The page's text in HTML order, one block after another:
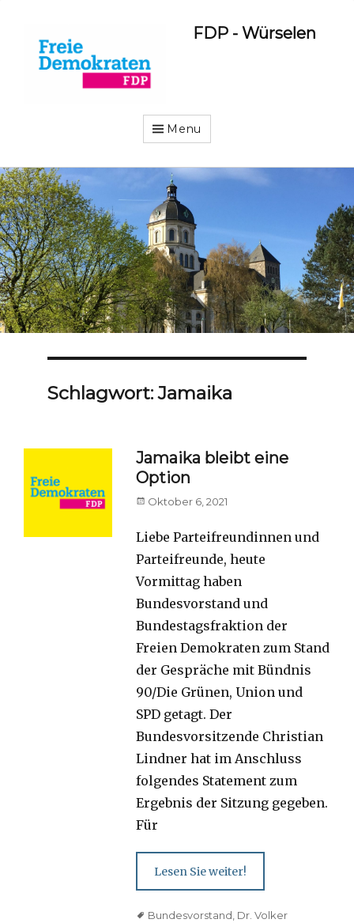
FDP - Würselen
Menu
Schlagwort:Jamaika
Jamaika bleibt eine
Option
Posted
Oktober 6, 2021
Liebe Parteifreundinnen und
Parteifreunde, heute
Vormittag haben
Bundesvorstand und
Bundestagsfraktion der
Freien Demokraten zum Stand
der Gespräche mit Bündnis
90/Die Grünen, Union und
SPD getagt. Der
Bundesvorsitzende Christian
Lindner hat im Anschluss
folgendes Statement zum
Ergebnis der Sitzung gegeben.
Für
Lesen Sie weiter!
TagsBundesvorstand Dr. Volker